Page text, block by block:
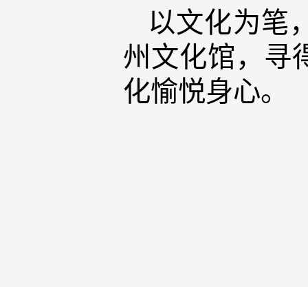
以文化为笔
州文化馆，寻
化愉悦身心。